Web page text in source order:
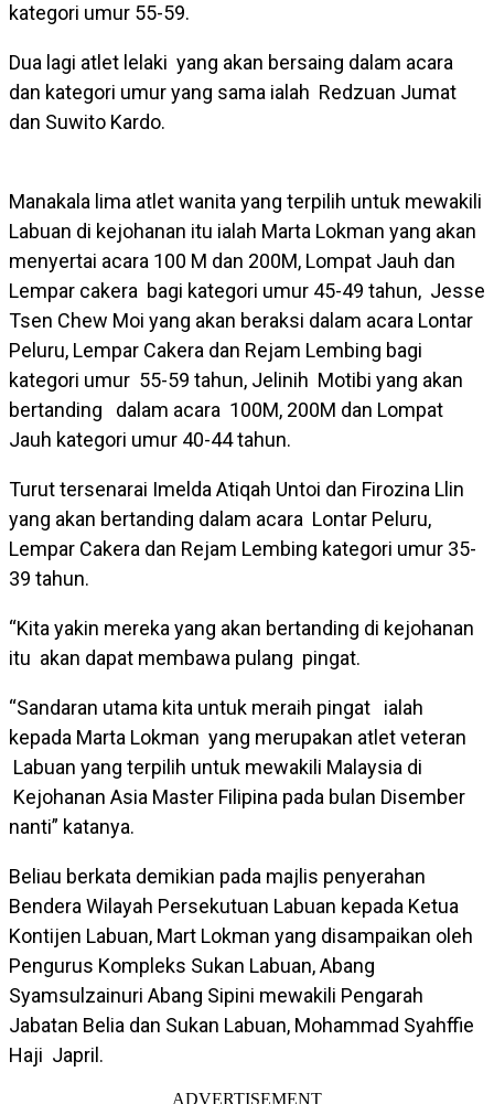
kategori umur 55-59.
Dua lagi atlet lelaki yang akan bersaing dalam acara
dan kategori umur yang sama ialah Redzuan Jumat
dan Suwito Kardo.
Manakala lima atlet wanita yang terpilih untuk mewakili
Labuan di kejohanan itu ialah Marta Lokman yang akan
menyertai acara 100 M dan 200M, Lompat Jauh dan
Lempar cakera bagi kategori umur 45-49 tahun, Jesse
Tsen Chew Moi yang akan beraksi dalam acara Lontar
Peluru, Lempar Cakera dan Rejam Lembing bagi
kategori umur 55-59 tahun, Jelinih Motibi yang akan
bertanding dalam acara 100M, 200M dan Lompat
Jauh kategori umur 40-44 tahun.
Turut tersenarai Imelda Atiqah Untoi dan Firozina Llin
yang akan bertanding dalam acara Lontar Peluru,
Lempar Cakera dan Rejam Lembing kategori umur 35-
39 tahun.
“Kita yakin mereka yang akan bertanding di kejohanan
itu akan dapat membawa pulang pingat.
“Sandaran utama kita untuk meraih pingat ialah
kepada Marta Lokman yang merupakan atlet veteran
Labuan yang terpilih untuk mewakili Malaysia di
Kejohanan Asia Master Filipina pada bulan Disember
nanti” katanya.
Beliau berkata demikian pada majlis penyerahan
Bendera Wilayah Persekutuan Labuan kepada Ketua
Kontijen Labuan, Mart Lokman yang disampaikan oleh
Pengurus Kompleks Sukan Labuan, Abang
Syamsulzainuri Abang Sipini mewakili Pengarah
Jabatan Belia dan Sukan Labuan, Mohammad Syahffie
Haji Japril.
ADVERTISEMENT